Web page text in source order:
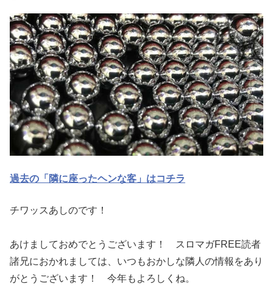
過去の「隣に座ったヘンな客」はコチラ
チワッスあしのです！
あけましておめでとうございます！ スロマガFREE読者
諸兄におかれましては、いつもおかしな隣人 の情報をあり
がとうございます！ 今年もよろしくね。